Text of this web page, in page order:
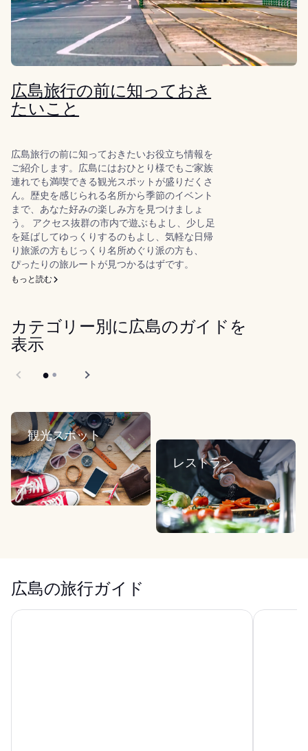
広島旅行の前に知っておき
たいこと
広島旅行の前に知っておきたいお役立ち情報を
ご紹介します。広島にはおひとり様でもご家族
連れでも満喫できる観光スポットが盛りだくさ
ん。歴史を感じられる名所から季節のイベント
まで、あなた好みの楽しみ方を見つけましょ
う。 アクセス抜群の市内で遊ぶもよし、少し足
を延ばしてゆっくりするのもよし、気軽な日帰
り旅派の方もじっくり名所めぐり派の方も、
ぴったりの旅ルートが見つかるはずです。
もっと読む
カテゴリー別に広島のガイドを
表示
観光スポット
レストラン
広島の旅行ガイド
ホテルインターゲート広島 東急ステ